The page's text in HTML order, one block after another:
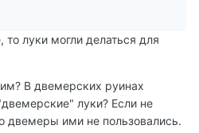
луки могли делаться для
В двемерских руинах
луки? Если не
двемеры ими не пользовались.